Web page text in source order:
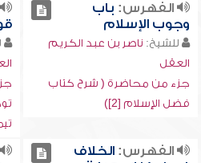
الفهرس: باب
وجوب الإسلام
للشيخ: ناصر بن عبد الكريم
العقل
جزء من محاضرة ( شرح كتاب
فضل الإسلام [2])
الفهرس:الخلاف